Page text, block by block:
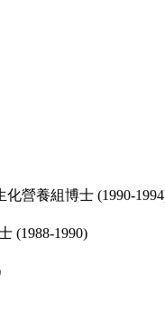
化營養組博士 (1990-
(1988-1990)